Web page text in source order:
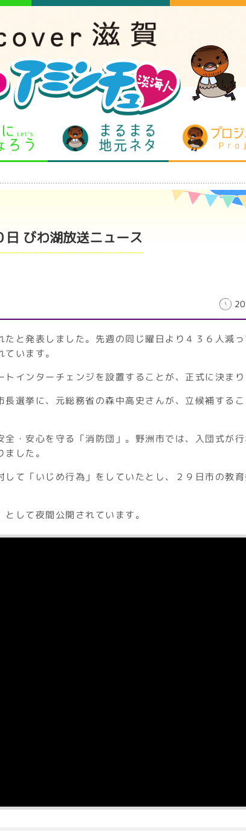
仲間になろう まるまる地元ネタ
日 びわ湖放送ニュース
と発表しました。先週の同じ曜日より４３６人減っ
います。
インターチェンジを設置することが、正式に決まり
選挙に、元総務省の森中高史さんが、立候補する
・安心を守る「消防団」。野洲市では、入団式が
した。
て「いじめ行為」をしていたとし、２９日市の教
して夜間公開されています。